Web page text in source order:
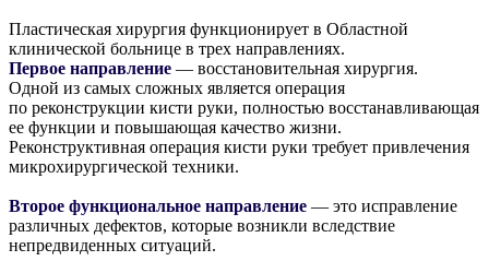
Пластическая хирургия функционирует в Областной
клинической больнице в трех направлениях.
Первое направление — восстановительная хирургия.
Одной из самых сложных является операция
по реконструкции кисти руки, полностью восстанавливающая
ее функции и повышающая качество жизни.
Реконструктивная операция кисти руки требует привлечения
микрохирургической техники.
Второе функциональное направление — это исправление
различных дефектов, которые возникли вследствие
непредвиденных ситуаций.